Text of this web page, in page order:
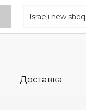
Доставка